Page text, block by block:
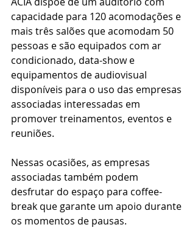
capacidade para 120 acomodações e
mais três salões que acomodam 50
pessoas e são equipados com ar
condicionado, data-show e
equipamentos de audiovisual
disponíveis para o uso das empresas
associadas interessadas em
promover treinamentos, eventos e
reuniões.
Nessas ocasiões, as empresas
associadas também podem
desfrutar do espaço para coffee-
break que garante um apoio durante
os momentos de pausas.